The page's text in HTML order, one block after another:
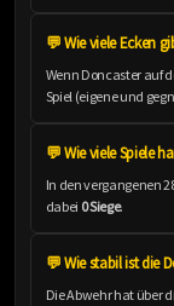
💬 Wie viele Ecken
Wenn Doncaster auf
Spiel (eigene und
💬 Wie viele Spiele
In den vergangenen
dabei 0 Siege.
💬 Wie stabil ist die
Die Abwehr hat über